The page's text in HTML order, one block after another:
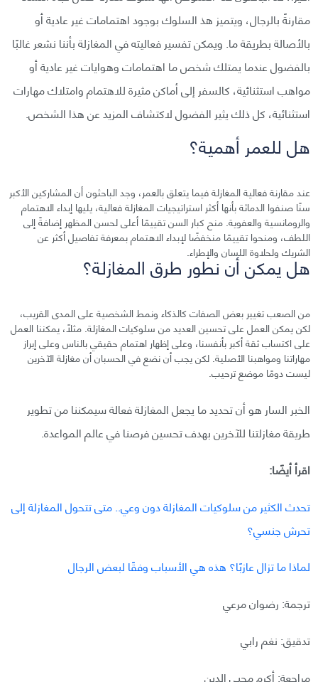
مقارنةً بالرجال، ويتميز هذ السلوك بوجود اهتمامات غير عادية أو
بالأصالة بطريقة ما. ويمكن تفسير فعاليته في المغازلة بأننا نشعر غالبًا
بالفضول عندما يمتلك شخص ما اهتمامات وهوايات غير عادية أو
مواهب استثنائية، كالسفر إلى أماكن مثيرة للاهتمام وامتلاك مهارات
استثنائية، كل ذلك يثير الفضول لاكتشاف المزيد عن هذا الشخص.
هل للعمر أهمية؟
عند مقارنة فعالية المغازلة فيما يتعلق بالعمر، وجد الباحثون أن المشاركين الأكبر
سنًا صنفوا الدماثة بأنها أكثر استراتيجيات المغازلة فعالية، يليها إبداء الاهتمام
والرومانسية والعفوية. منح كبار السن تقييمًا أعلى لحسن المظهر إضافةً إلى
اللطف، ومنحوا تقييمًا منخفضًا لإبداء الاهتمام بمعرفة تفاصيل أكثر عن
الشريك ولحلاوة اللسان والإطراء.
هل يمكن أن نطور طرق المغازلة؟
من الصعب تغيير بعض الصفات كالذكاء ونمط الشخصية على المدى القريب،
لكن يمكن العمل على تحسين العديد من سلوكيات المغازلة. مثلًا، يمكننا العمل
على اكتساب ثقة أكبر بأنفسنا، وعلى إظهار اهتمام حقيقي بالناس وعلى إبراز
مهاراتنا ومواهبنا الأصلية. لكن يجب أن نضع في الحسبان أن مغازلة الآخرين
ليست دومًا موضع ترحيب.
الخبر السار هو أن تحديد ما يجعل المغازلة فعالة سيمكننا من تطوير
طريقة مغازلتنا للآخرين بهدف تحسين فرصنا في عالم المواعدة.
اقرأ أيضًا:
تحدث الكثير من سلوكيات المغازلة دون وعي.. متى تتحول المغازلة إلى
تحرش جنسي؟
لماذا ما تزال عازبًا؟ هذه هي الأسباب وفقًا لبعض الرجال
ترجمة: رضوان مرعي
تدقيق: نغم رابي
مراجعة: أكرم محيي الدين